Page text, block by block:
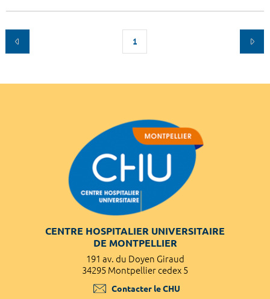
1
CENTRE HOSPITALIER UNIVERSITAIRE
DE MONTPELLIER
191 av. du Doyen Giraud
34295 Montpellier cedex 5
Contacter le CHU